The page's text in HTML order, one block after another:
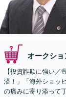
オークショ
【投資詐欺に強い
済！」「海外ショッ
の痛みに寄り添って